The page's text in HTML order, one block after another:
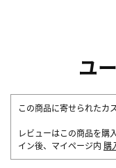
ユ
この商品に寄せられたカ
レビューはこの商品を購
イン後、マイページ内 購